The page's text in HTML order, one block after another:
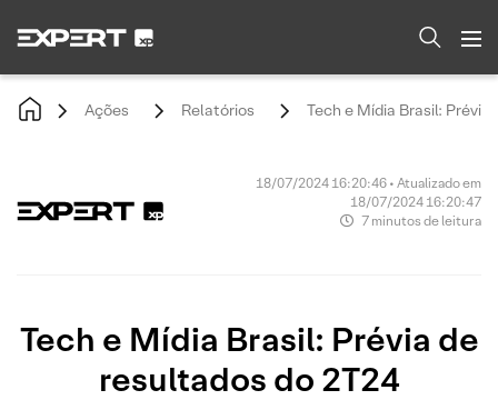
Ações Relatórios Tech e Mídia Brasil:
18/07/2024 16:20:46 • Atualizado em
18/07/2024 16:20:47
7 minutos de leitura
Tech e Mídia Brasil: Prévia de
resultados do 2T24